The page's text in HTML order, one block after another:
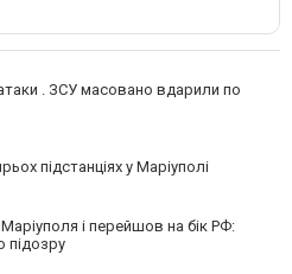
. ЗСУ масовано вдарили по
підстанціях у Маріуполі
і перейшов на бік РФ:
підозру